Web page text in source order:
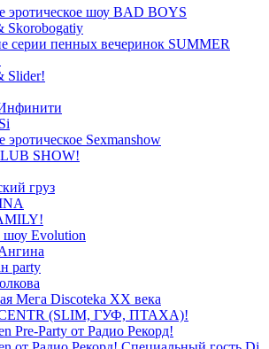
эротическое шоу BAD BOYS
Skorobogatiy
серии пенных вечеринок SUMMER
Slider!
эротическое Sexmanshow
SHOW!
груз
Evolution
party
Мега Discoteka XX века
(SLIM, ГУФ, ПТАХА)!
Pre-Party от Радио Рекорд!